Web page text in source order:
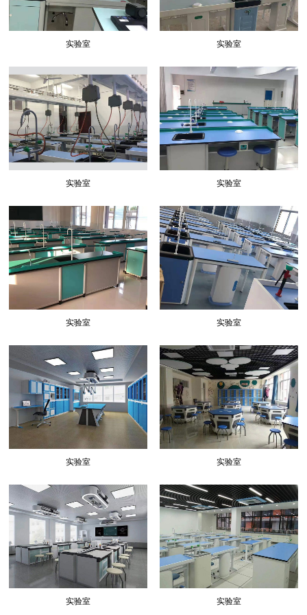
实验室 实验室
实验室 实验室
实验室 实验室
实验室 实验室
实验室 实验室